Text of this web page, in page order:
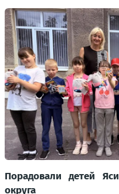
Порадовали детей
округа